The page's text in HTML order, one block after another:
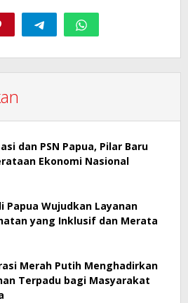
dan PSN Papua, Pilar Baru
Ekonomi Nasional
Papua Wujudkan Layanan
yang Inklusif dan Merata
Merah Putih Menghadirkan
Terpadu bagi Masyarakat